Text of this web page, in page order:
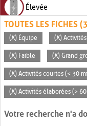
Élevée
TOUTES LES FICHES
(X) Équipe (X)
(X) Faible (X) Grand
(X) Activités courtes (< 30
(X) Activités élaborées (>
Votre recherche n'a